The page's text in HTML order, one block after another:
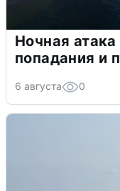
Ночная
попадания и
6 августа 0